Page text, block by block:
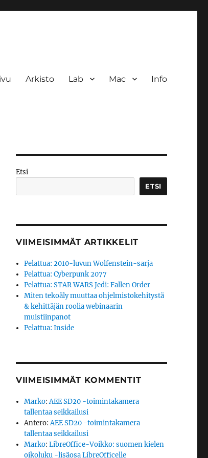
Arkisto Lab Mac Info
Etsi
ETSI
VIIMEISIMMÄT ARTIKKELIT
Pelattua: 2010-luvun Wolfenstein-sarja
Pelattua: Cyberpunk 2077
Pelattua: STAR WARS Jedi: Fallen Order
Miten tekoäly muuttaa ohjelmistokehitystä
& kehittäjän roolia webinaarin
muistiinpanot
Pelattua: Inside
VIIMEISIMMÄT KOMMENTIT
Marko:AEE SD20 -toimintakamera
tallentaa seikkailusi
Antero:AEE SD20 -toimintakamera
tallentaa seikkailusi
Marko:LibreOffice-Voikko: suomen kielen
oikoluku -lisäosa LibreOfficelle